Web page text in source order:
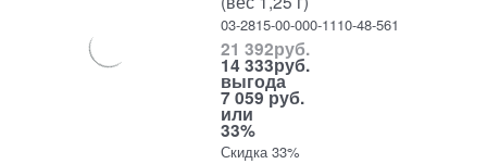
03-2815-00-000-1110-48-561
21 392руб.
14 333руб.
выгода
7 059 руб.
или
33%
Скидка 33%